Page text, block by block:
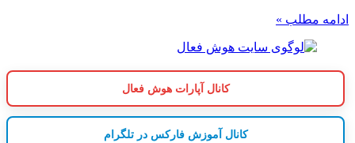
ادامه مطلب »
کانال آپارات هوش فعال
کانال آموزش فارکس در تلگرام